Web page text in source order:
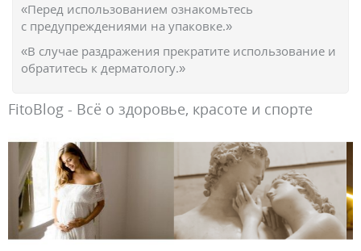
«Перед использованием ознакомьтесь
с предупреждениями на упаковке.»
«В случае раздражения прекратите использование и
обратитесь к дерматологу.»
FitoBlog - Всё о здоровье, красоте и спорте